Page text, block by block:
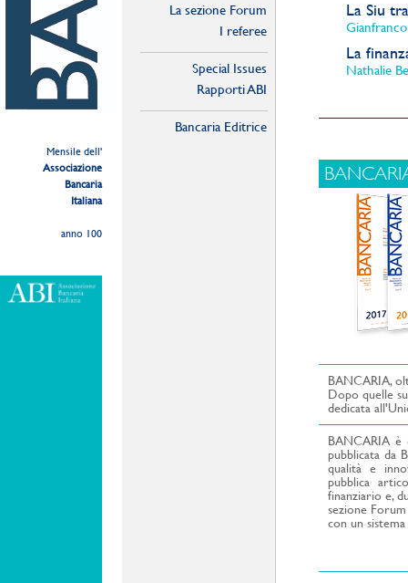
Mensile dell'
Associazione
Bancaria
Italiana
anno 100
La sezione Forum
I referee
Special Issues
Rapporti ABI
Bancaria Editrice
La Siu
La
Nathalie
Le
Vincenzo
Ildegarda
BANCARIA,
Dopo quelle
dedicata
BANCARIA è
pubblicata da
qualità e
pubblica
finanziario e,
sezione
con un